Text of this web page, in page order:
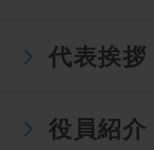
代表挨拶
役員紹介